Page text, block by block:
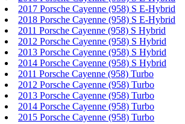
2017 Porsche Cayenne (958) S E-Hybrid
2018 Porsche Cayenne (958) S E-Hybrid
2011 Porsche Cayenne (958) S Hybrid
2012 Porsche Cayenne (958) S Hybrid
2013 Porsche Cayenne (958) S Hybrid
2014 Porsche Cayenne (958) S Hybrid
2011 Porsche Cayenne (958) Turbo
2012 Porsche Cayenne (958) Turbo
2013 Porsche Cayenne (958) Turbo
2014 Porsche Cayenne (958) Turbo
2015 Porsche Cayenne (958) Turbo